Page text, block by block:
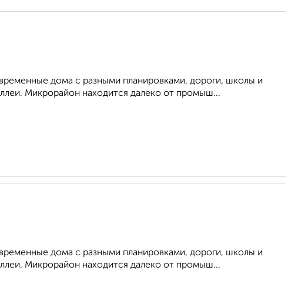
дома с разными планировками, дороги, школы и
Микрорайон находится далеко от промыш...
дома с разными планировками, дороги, школы и
Микрорайон находится далеко от промыш...